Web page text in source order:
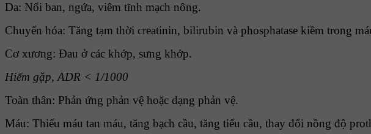
Da: Nổi ban, ngứa, viêm tĩnh mạch nông.
Chuyển hóa: Tăng tạm thời creatinin, bilirubin và phosphatase kiềm trong
Cơ xương: Ðau ở các khớp, sưng khớp.
Hiếm gặp, ADR < 1/1000
Toàn thân: Phản ứng phản vệ hoặc dạng phản vệ.
Máu: Thiếu máu tan máu, tăng bạch cầu, tăng tiểu cầu, thay đổi nồng độ